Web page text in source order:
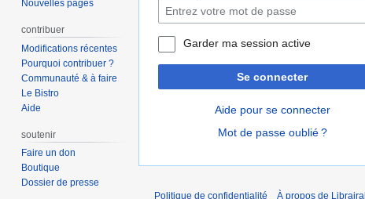
Garder ma session active
Se connecter
Aide pour se connecter
Mot de passe oublié ?
Nouvelles pages
contribuer
Modifications récentes
Pourquoi contribuer ?
Communauté & à faire
Le Bistro
Aide
soutenir
Faire un don
Boutique
Dossier de presse
Politique de confidentialité À propos de Librairal